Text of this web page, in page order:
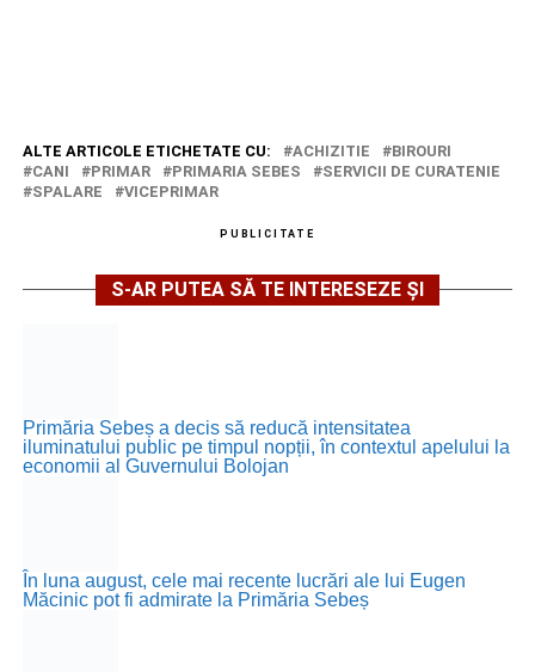
ALTE ARTICOLE ETICHETATE CU: ACHIZITIE
BIROURI
CANI
PRIMAR PRIMARIA SEBES
SERVICII DE CURATENIE
SPALARE
VICEPRIMAR
PUBLICITATE
S-AR PUTEA SĂ TE INTERESEZE ȘI
Primăria Sebeș a decis să reducă intensitatea
iluminatului public pe timpul nopții, în contextul apelului la
economii al Guvernului Bolojan
În luna august, cele mai recente lucrări ale lui Eugen
Măcinic pot fi admirate la Primăria Sebeș